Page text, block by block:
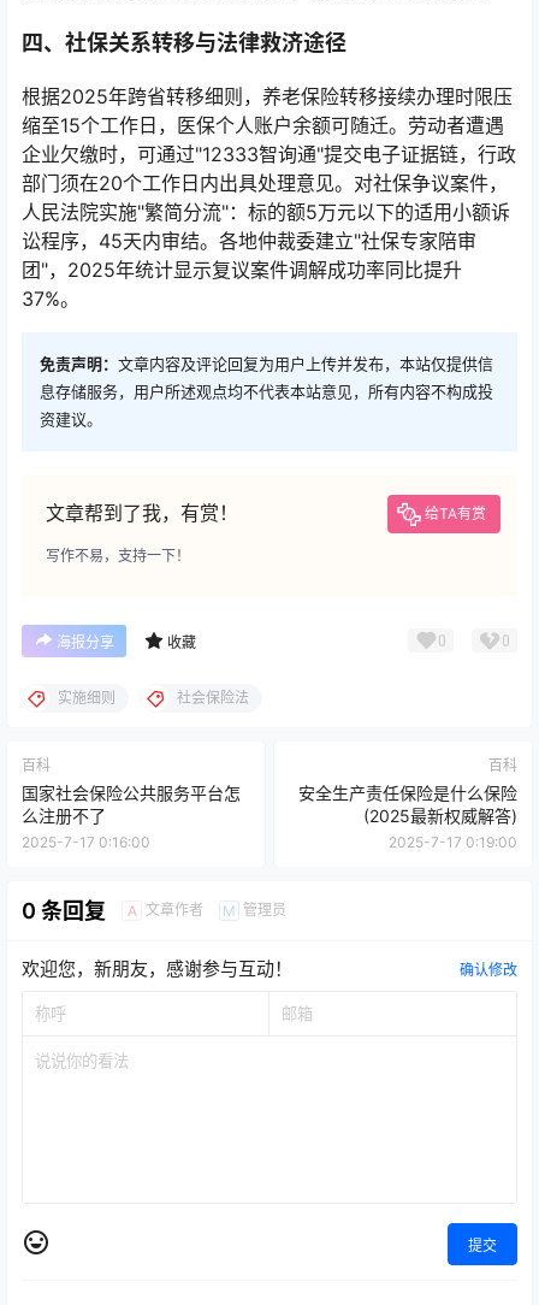
四、社保关系转移与法律救济途径
根据2025年跨省转移细则，养老保险转移接续办理时限压
缩至15个工作日，医保个人账户余额可随迁。劳动者遭遇
企业欠缴时，可通过"12333智询通"提交电子证据链，行政
部门须在20个工作日内出具处理意见。对社保争议案件，
人民法院实施"繁简分流"：标的额5万元以下的适用小额诉
讼程序，45天内审结。各地仲裁委建立"社保专家陪审
团"，2025年统计显示复议案件调解成功率同比提升
37%。
免责声明： 文章内容及评论回复为用户上传并发布，本站仅提供信
息存储服务，用户所述观点均不代表本站意见，所有内容不构成投
资建议。
文章帮到了我，有赏！ 给TA有赏
写作不易，支持一下！
海报分享 收藏 0 0
实施细则 社会保险法
百科
国家社会保险公共服务平台怎
么注册不了
2025-7-17 0:16:00
百科
安全生产责任保险是什么保险
(2025最新权威解答)
2025-7-17 0:19:00
0 条回复 A 文章作者 M 管理员
欢迎您，新朋友，感谢参与互动！ 确认修改
提交